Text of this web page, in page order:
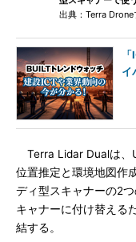
出典：Terra Drone
イ
Terra Lidar Dualは、
位置推定と環境地図作
ディ型スキャナーの2
キャナーに付け替える
結する。